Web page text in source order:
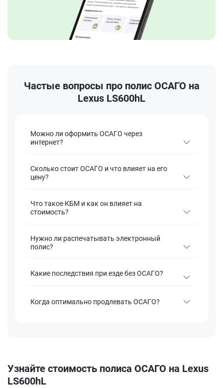
Частые вопросы про полис ОСАГО на
Lexus LS600hL
Можно ли оформить ОСАГО через
интернет?
Сколько стоит ОСАГО и что влияет на его
цену?
Что такое КБМ и как он влияет на
стоимость?
Нужно ли распечатывать электронный
полис?
Какие последствия при езде без ОСАГО?
Когда оптимально продлевать ОСАГО?
Узнайте стоимость полиса ОСАГО на Lexus
LS600hL